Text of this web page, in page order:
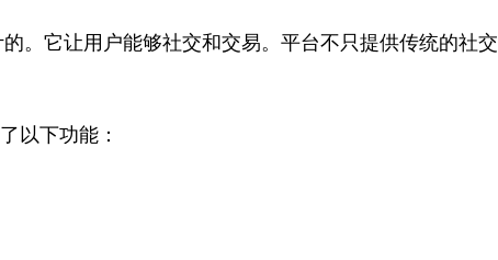
。它让用户能够社交和交易。平台不只提供传统的社交
以下功能：